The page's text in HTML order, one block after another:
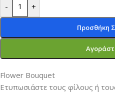
- +
Προσθήκη
Flower Bouquet
Ετυπωσιάστε τους φίλους ή